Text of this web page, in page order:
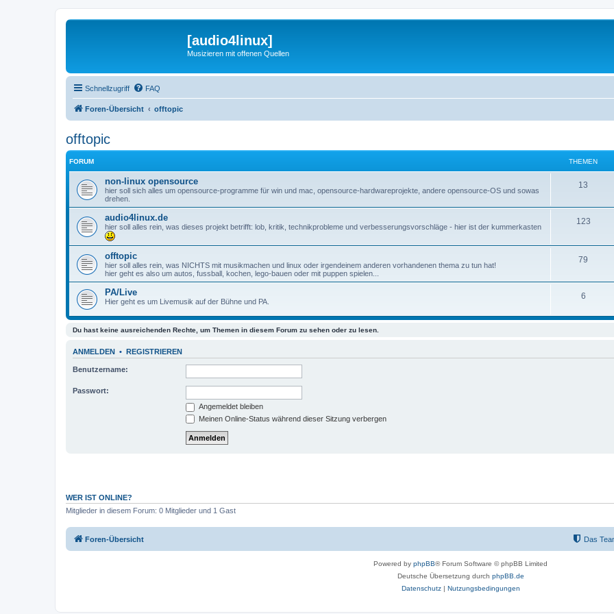
[audio4linux]
Musizieren mit offenen Quellen
Schnellzugriff FAQ
Foren-Übersicht offtopic
offtopic
FORUM THEMEN
non-linux opensource
hier soll sich alles um opensource-programme für win und mac, opensource-hardwareprojekte, andere opensource-OS und sowas
drehen.
13
audio4linux.de
hier soll alles rein, was dieses projekt betrifft: lob, kritik, technikprobleme und verbesserungsvorschläge - hier ist der kummerkasten
123
offtopic
hier soll alles rein, was NICHTS mit musikmachen und linux oder irgendeinem anderen vorhandenen thema zu tun hat!
hier geht es also um autos, fussball, kochen, lego-bauen oder mit puppen spielen...
79
PA/Live
Hier geht es um Livemusik auf der Bühne und PA.
6
Du hast keine ausreichenden Rechte, um Themen in diesem Forum zu sehen oder zu lesen.
ANMELDEN • REGISTRIEREN
Benutzername:
Passwort:
Angemeldet bleiben
Meinen Online-Status während dieser Sitzung verbergen
WER IST ONLINE?
Mitglieder in diesem Forum: 0 Mitglieder und 1 Gast
Foren-Übersicht Das
Powered by phpBB® Forum Software © phpBB Limited
Deutsche Übersetzung durch phpBB.de
Datenschutz| Nutzungsbedingungen